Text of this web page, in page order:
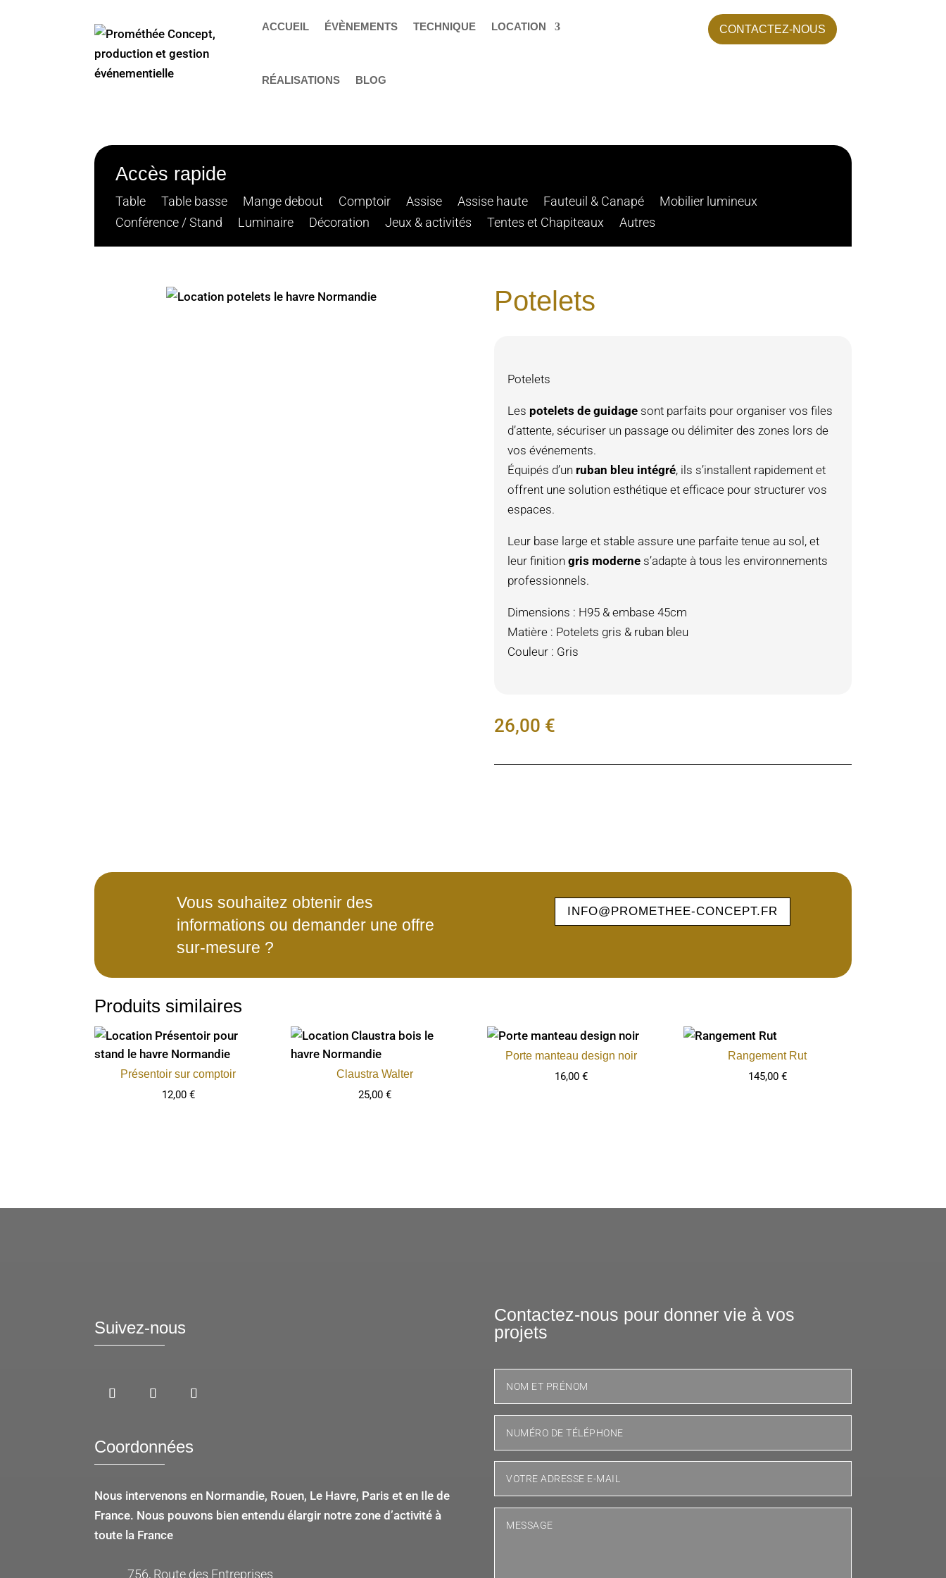
ACCUEIL ÉVÈNEMENTS TECHNIQUE LOCATION
RÉALISATIONS BLOG
CONTACTEZ-NOUS
Accès rapide
Table Table basse Mange debout Comptoir Assise Assise haute Fauteuil & Canapé
Mobilier lumineux
Conférence / Stand
Luminaire Décoration Jeux & activités Tentes et Chapiteaux Autres
Potelets
Potelets
Les potelets de guidagesont parfaits pour organiser vos files
d’attente, sécuriser un passage ou délimiter des zones lors de
vos événements.
Équipés d’un ruban bleu intégré, ils s’installent rapidement et
offrent une solution esthétique et efficace pour structurer vos
espaces.
Leur base large et stable assure une parfaite tenue au sol, et
leur finition gris modernes’adapte à tous les environnements
professionnels.
Dimensions : H95 & embase 45cm
Matière : Potelets gris & ruban bleu
Couleur : Gris
26,00 €
Vous souhaitez obtenir des
informations ou demander une offre
sur-mesure ?
INFO@PROMETHEE-CONCEPT.FR
Produits similaires
Présentoir sur comptoir
12,00 €
Claustra Walter
25,00 €
Porte manteau design noir
16,00 €
Rangement Rut
145,00 €
Suivez-nous
Coordonnées
Nous intervenons en Normandie, Rouen, Le Havre, Paris et en Ile de
France. Nous pouvons bien entendu élargir notre zone d’activité à
toute la France
756, Route des Entreprises
Contactez-nous pour donner vie à vos
projets